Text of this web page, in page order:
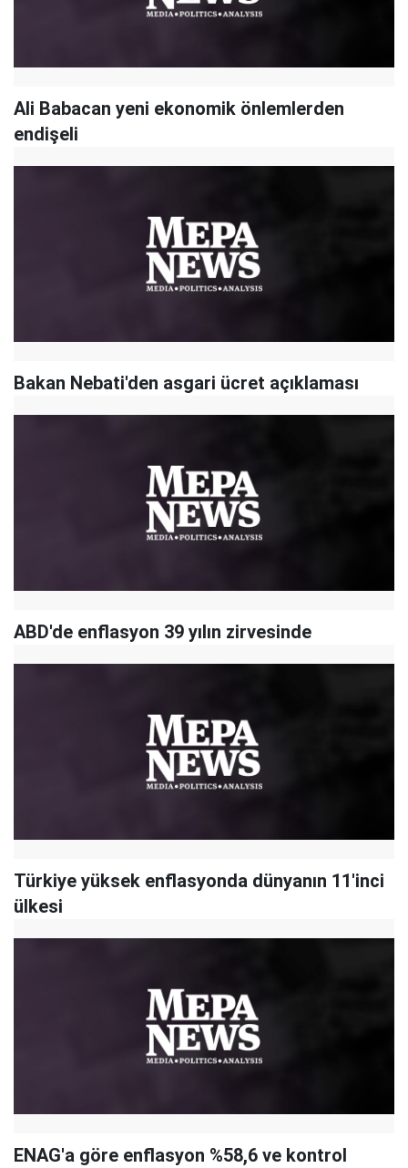
Ali Babacan yeni ekonomik önlemlerden
endişeli
Bakan Nebati'den asgari ücret açıklaması
ABD'de enflasyon 39 yılın zirvesinde
Türkiye yüksek enflasyonda dünyanın 11'inci
ülkesi
ENAG'a göre enflasyon %58,6 ve kontrol